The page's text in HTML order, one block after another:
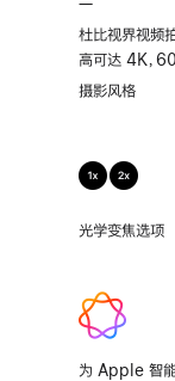
—
支
持
杜比视界视频
高可达 4K，
摄影风格
光学变焦选项
为 Apple 智